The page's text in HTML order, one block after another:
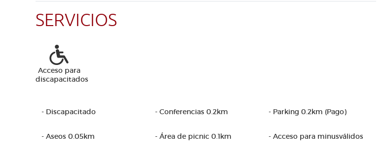
SERVICIOS
Acceso para
discapacitados
- Discapacitado - Conferencias 0.2km - Parking 0.2km (Pago)
- Aseos 0.05km - Área de picnic 0.1km - Acceso para minusválidos